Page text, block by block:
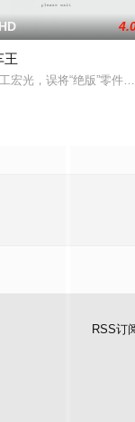
确的恋爱观生活观的
王
宏光，误将“绝版”零件
RSS订